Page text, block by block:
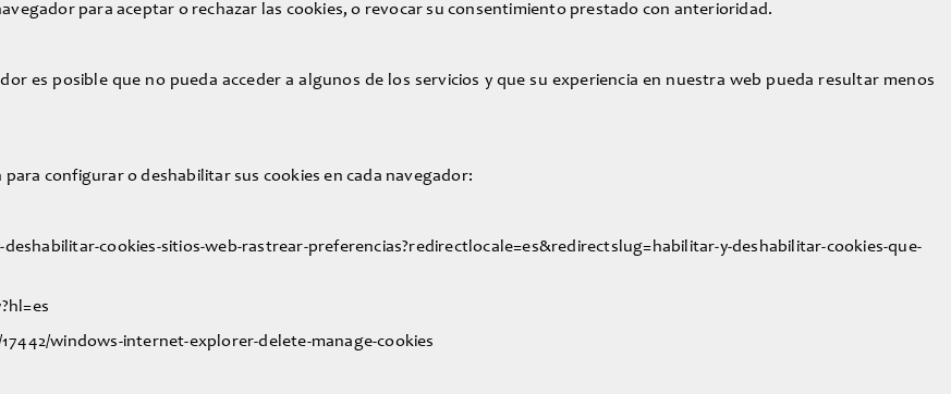
para aceptar o rechazar las cookies, o revocar su consentimiento prestado con anterioridad.
es posible que no pueda acceder a algunos de los servicios y que su experiencia en nuestra web pueda resultar menos
configurar o deshabilitar sus cookies en cada navegador:
cookies-sitios-web-rastrear-preferencias?redirectlocale=es&redirectslug=habilitar-y-deshabilitar-cookies-que-
windows-internet-explorer-delete-manage-cookies